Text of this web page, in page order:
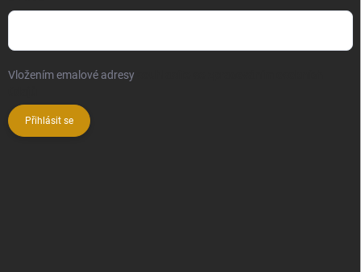
Vložením emalové adresy
Přihlásit se